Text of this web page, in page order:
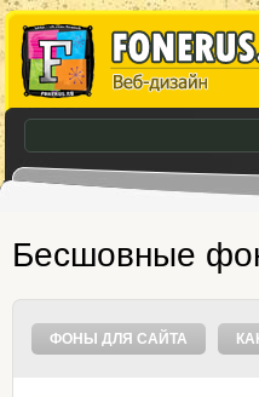
Бесшовные
ФОНЫ ДЛЯ САЙТА